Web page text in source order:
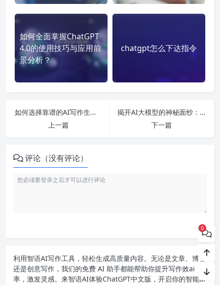
如何全面掌握ChatGPT
4.0的使用技巧与应用前
景分析？
chatgpt怎么下达指令
如何选择靠谱的AI写作生成器？揭秘低查重率与赚钱潜力全攻略！
上一篇
揭开AI大模型的神秘面纱：上市龙头、应用领域与前景展望全解析
下一篇
评论（没有评论）
利用智语AI写作工具，轻松生成高质量内容。无论是文章、博客
还是创意写作，我们的免费 AI 助手都能帮助你提升写作效ai
率，激发灵感。来智语AI体验ChatGPT中文版 ，开启你的智能ai
0